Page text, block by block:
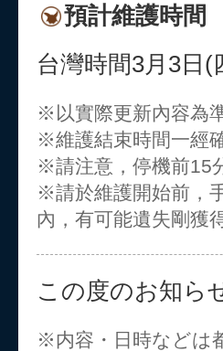
預計維護時間
台灣時間3月3日(
※以實際更新內容為準
※維護結束時間一經
※請注意，停機前15
※請於維護開始前，
內，有可能遺失剛獲
この度のお知ら
※内容・日時などは